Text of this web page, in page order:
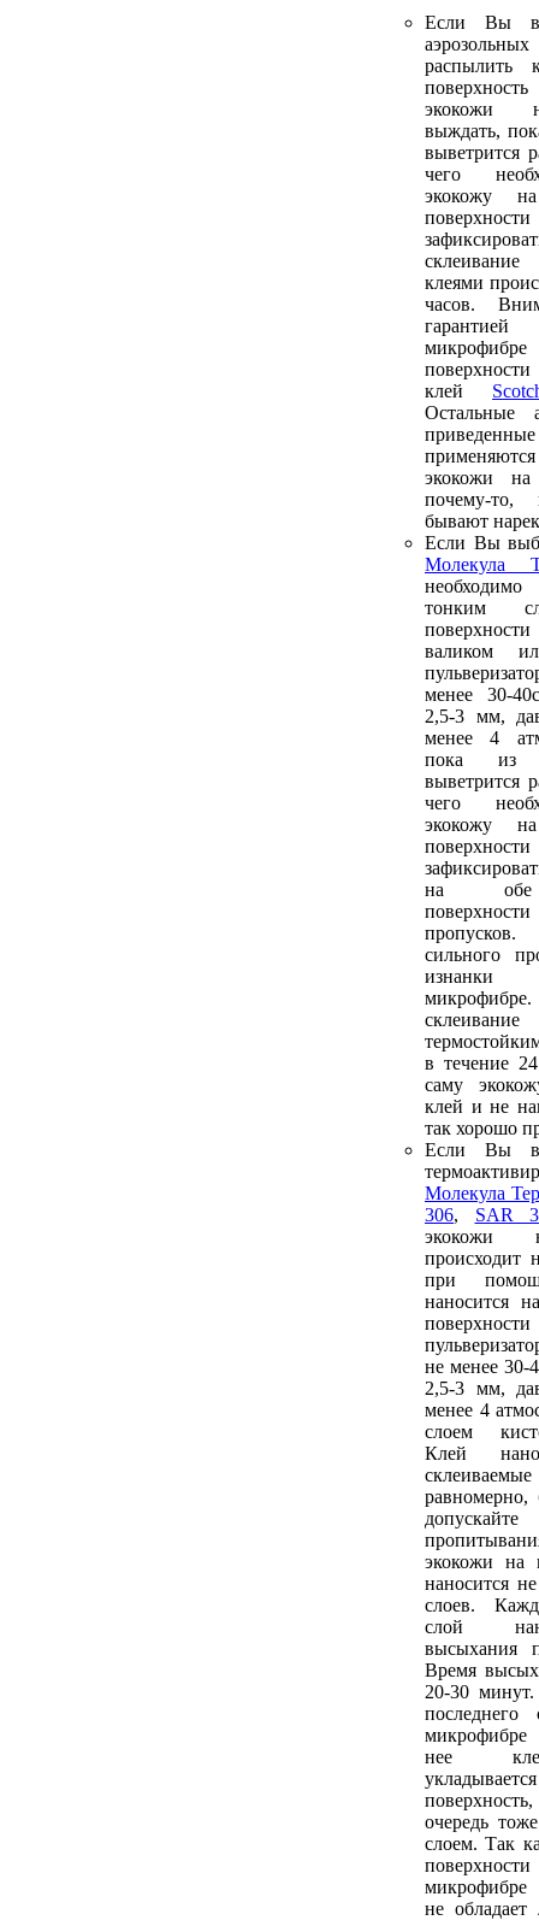
Если Вы
распылить
экокожи
выждать,
выветрится
чего
экокожу
клеями
часов.
клей
Остальные
экокожи
почему-
бывают
Если Вы
Молекула
тонким
валиком
менее 30-
2,5-3 мм,
менее 4
пока из
выветрится
чего
экокожу
на обе
сильного
в течение
саму
клей и не
так хорошо
Если Вы
Молекула
306, SAR
экокожи
происходит
при
наносится
не менее 30-
2,5-3 мм,
менее 4
слоем
Клей
равномерно,
экокожи на
наносится
слоев.
слой
высыхания
Время
20-30
нее
очередь
слоем. Так
не обладает